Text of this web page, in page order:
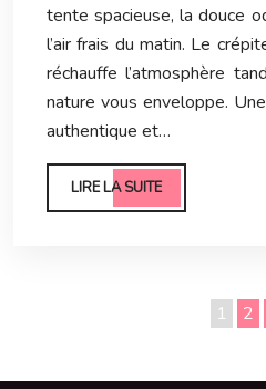
tente spacieuse, la douce
l’air frais du matin. Le
réchauffe l’atmosphère
nature vous enveloppe.
authentique et…
LIRE LA SUITE
1 2